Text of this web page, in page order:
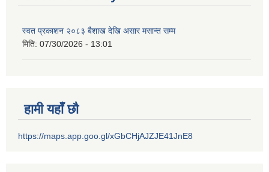
स्वत प्रकाशन २०८३ बैशाख देखि असार मसान्त सम्म
मिति: 07/30/2026 - 13:01
हामी यहाँ छौ
https://maps.app.goo.gl/xGbCHjAJZJE41JnE8